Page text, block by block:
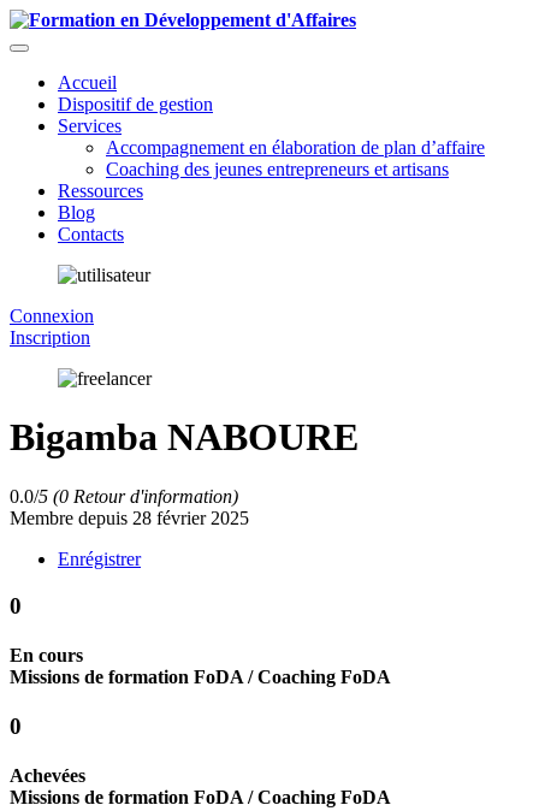
Accueil
Dispositif de gestion
Services
Accompagnement en élaboration de plan d’affaire
Coaching des jeunes entrepreneurs et artisans
Ressources
Blog
Contacts
Connexion
Inscription
Bigamba NABOURE
0.0/5 (0 Retour d'information)
Membre depuis 28 février 2025
Enrégistrer
0
En cours
Missions de formation FoDA / Coaching FoDA
0
Achevées
Missions de formation FoDA / Coaching FoDA